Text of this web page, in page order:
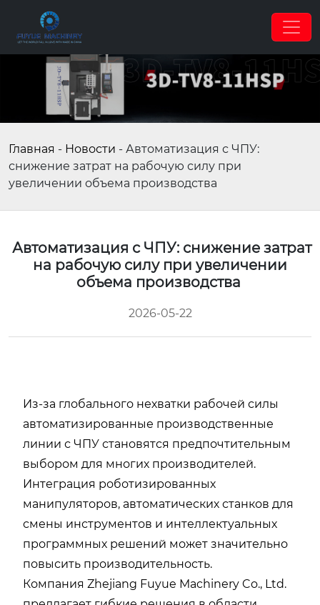
Главная - Новости - Автоматизация с ЧПУ:
снижение затрат на рабочую силу при
увеличении объема производства
Автоматизация с ЧПУ: снижение затрат
на рабочую силу при увеличении
объема производства
2026-05-22
Из-за глобального нехватки рабочей силы
автоматизированные производственные
линии с ЧПУ становятся предпочтительным
выбором для многих производителей.
Интеграция роботизированных
манипуляторов, автоматических станков для
смены инструментов и интеллектуальных
программных решений может значительно
повысить производительность.
Компания Zhejiang Fuyue Machinery Co., Ltd.